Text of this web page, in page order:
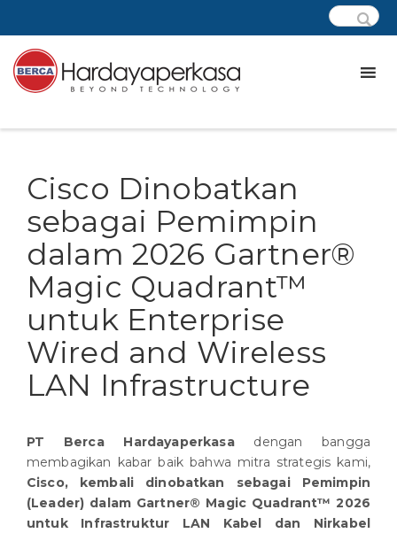
Cisco Dinobatkan
sebagai Pemimpin
dalam 2026 Gartner®
Magic Quadrant™
untuk Enterprise
Wired and Wireless
LAN Infrastructure
PT Berca Hardayaperkasadengan bangga
membagikan kabar baik bahwa mitra strategis kami,
Cisco, kembali dinobatkan sebagai Pemimpin
(Leader) dalam Gartner® Magic Quadrant™ 2026
untuk Infrastruktur LAN Kabel dan Nirkabel